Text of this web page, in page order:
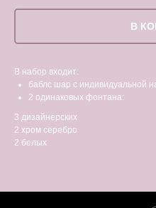
В
В набор входит:
баблс шар с индивидуальной
2 одинаковых фонтана:
3 дизайнерских
2 хром серебро
2 белых